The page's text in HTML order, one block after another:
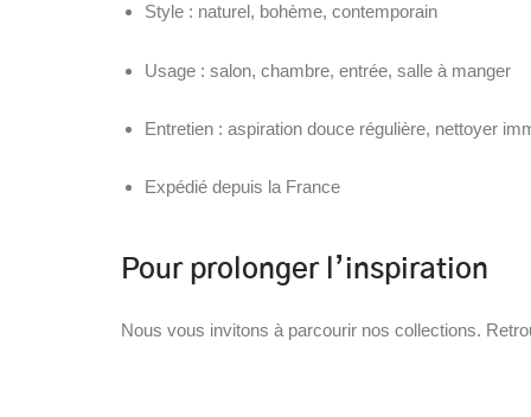
Style : naturel, bohème, contemporain
Usage : salon, chambre, entrée, salle à manger
Entretien : aspiration douce régulière, nettoyer
Expédié depuis la France
Pour prolonger l’inspiration
Nous vous invitons à parcourir nos collections.